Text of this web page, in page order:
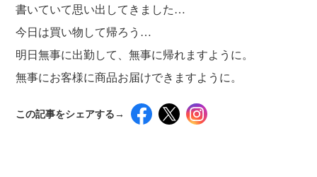
書いていて思い出してきました…
今日は買い物して帰ろう…
明日無事に出勤して、無事に帰れますように。
無事にお客様に商品お届けできますように。
この記事をシェアする→